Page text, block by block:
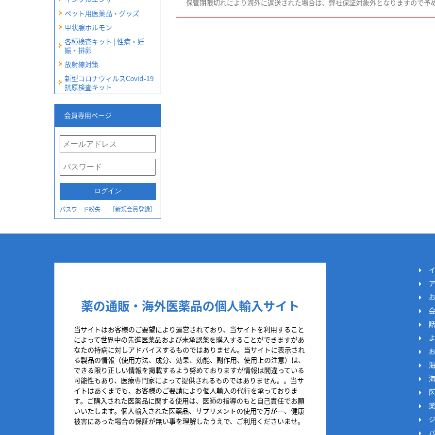
ペット用医薬品・グッズ
甲状腺ホルモン
各種検査キット | 性病・妊
娠・排卵
放射線対策
新型コロナウィルスCovid-19
抗原検査キット
会員専用ページ
パスワード紛失 ［新規会員登録］
保管期限切れにより海外に返送された場合は、弊社保証対象外となりますので予
薬の通販・海外医薬品の個人輸入サイト
当サイトはお客様のご要望により運営されており、当サイトを利用すること
によって世界中の先進医薬品および未承認薬を購入することができますがあ
なたの持病に対しアドバイスするものではありません。当サイトに表示され
る製品の情報（使用方法、成分、効果、効能、副作用、使用上の注意）は、
できる限り正しい情報を掲載するよう努めておりますが情報は間違っている
可能性もあり、医療専門家によって提供されるものではありません。。当サ
イトはあくまでも、お客様のご要請により個人輸入の代行を承っておりま
す。ご購入された医薬品に関する使用は、医師の指導のもと自己責任でお願
いいたします。個人輸入された医薬品、サプリメントの使用で万が一、健康
被害にあった場合の保証が無い事を理解したうえで、ご利用くださいませ。